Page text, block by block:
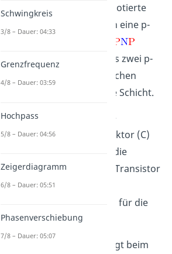
Transistor sind es zwei n-dotierte
Schichten, zwischen denen eine p-
Transistor ist hingegen aus zwei p-
Schichten aufgebaut. Zwischen
diesen leigt eine n-dotierte Schicht.
In beiden Fällen heißen die
AnschlüsseBasis (B), Kollektor (C)
und Emitter (E). Während die
Spannung
beim NPN Transistor
positiv ist, ist sie beim PNP
Transistor negativ; ähnlich für die
Spannung
.
zeigt beim
Schwingkreis
3/8 – Dauer: 04:33
Grenzfrequenz
4/8 – Dauer: 03:59
Hochpass
5/8 – Dauer: 04:56
Zeigerdiagramm
6/8 – Dauer: 05:51
Phasenverschiebung
7/8 – Dauer: 05:07